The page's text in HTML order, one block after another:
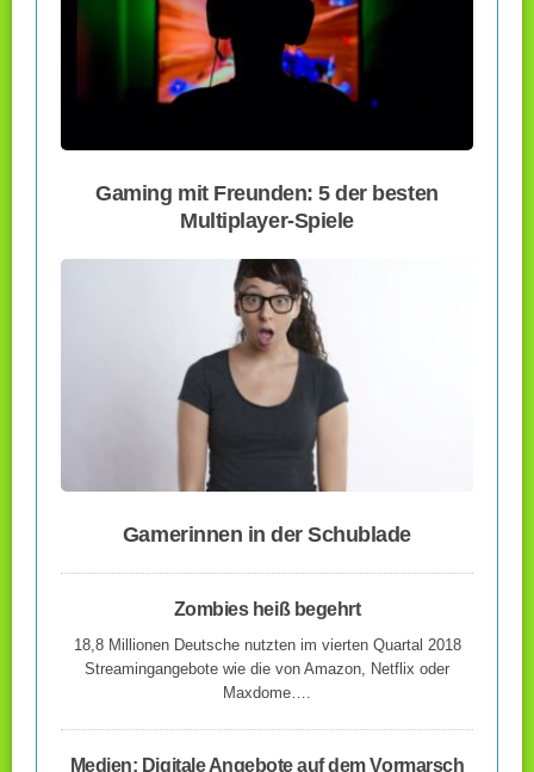
Gaming mit Freunden: 5 der besten
Multiplayer-Spiele
Gamerinnen in der Schublade
Zombies heiß begehrt
18,8 Millionen Deutsche nutzten im vierten Quartal 2018
Streamingangebote wie die von Amazon, Netflix oder
Maxdome….
Medien: Digitale Angebote auf dem Vormarsch